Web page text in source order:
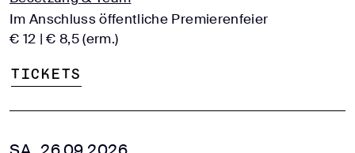
Im Anschluss öffentliche Premierenfeier
€ 12 | € 8,5 (erm.)
Tickets